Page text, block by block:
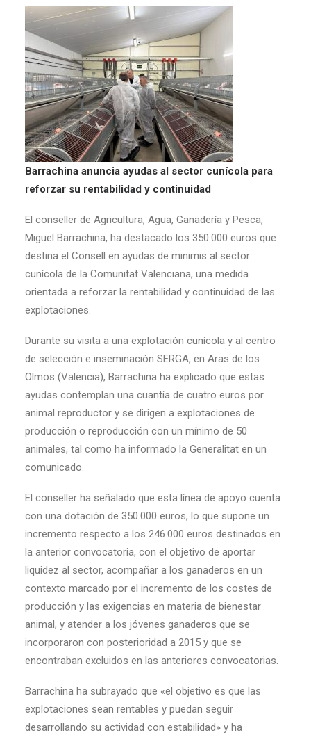
Barrachina anuncia ayudas al sector cunícola para
reforzar su rentabilidad y continuidad
El conseller de Agricultura, Agua, Ganadería y Pesca,
Miguel Barrachina, ha destacado los 350.000 euros que
destina el Consell en ayudas de minimis al sector
cunícola de la Comunitat Valenciana, una medida
orientada a reforzar la rentabilidad y continuidad de las
explotaciones.
Durante su visita a una explotación cunícola y al centro
de selección e inseminación SERGA, en Aras de los
Olmos (Valencia), Barrachina ha explicado que estas
ayudas contemplan una cuantía de cuatro euros por
animal reproductor y se dirigen a explotaciones de
producción o reproducción con un mínimo de 50
animales, tal como ha informado la Generalitat en un
comunicado.
El conseller ha señalado que esta línea de apoyo cuenta
con una dotación de 350.000 euros, lo que supone un
incremento respecto a los 246.000 euros destinados en
la anterior convocatoria, con el objetivo de aportar
liquidez al sector, acompañar a los ganaderos en un
contexto marcado por el incremento de los costes de
producción y las exigencias en materia de bienestar
animal, y atender a los jóvenes ganaderos que se
incorporaron con posterioridad a 2015 y que se
encontraban excluidos en las anteriores convocatorias.
Barrachina ha subrayado que «el objetivo es que las
explotaciones sean rentables y puedan seguir
desarrollando su actividad con estabilidad» y ha